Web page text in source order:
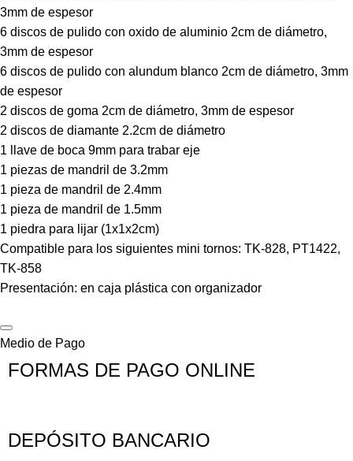
3mm de espesor
6 discos de pulido con oxido de aluminio 2cm de diámetro,
3mm de espesor
6 discos de pulido con alundum blanco 2cm de diámetro, 3mm
de espesor
2 discos de goma 2cm de diámetro, 3mm de espesor
2 discos de diamante 2.2cm de diámetro
1 llave de boca 9mm para trabar eje
1 piezas de mandril de 3.2mm
1 pieza de mandril de 2.4mm
1 pieza de mandril de 1.5mm
1 piedra para lijar (1x1x2cm)
Compatible para los siguientes mini tornos: TK-828, PT1422,
TK-858
Presentación: en caja plástica con organizador
Medio de Pago
FORMAS DE PAGO ONLINE
DEPÓSITO BANCARIO
SEGUÍ COMPRANDO
FINALIZÁ TU COMPRA